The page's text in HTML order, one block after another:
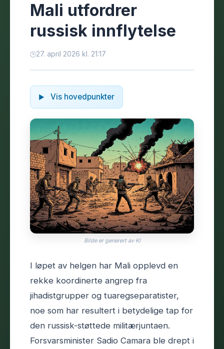
Mali utfordrer
russisk innflytelse
27. april 2026 kl. 21:17
Vis hovedpunkter
Bilde er generert av KI
I løpet av helgen har Mali opplevd en
rekke koordinerte angrep fra
jihadistgrupper og tuaregseparatister,
noe som har resultert i betydelige tap for
den russisk-støttede militærjuntaen.
Forsvarsminister Sadio Camara ble drept i